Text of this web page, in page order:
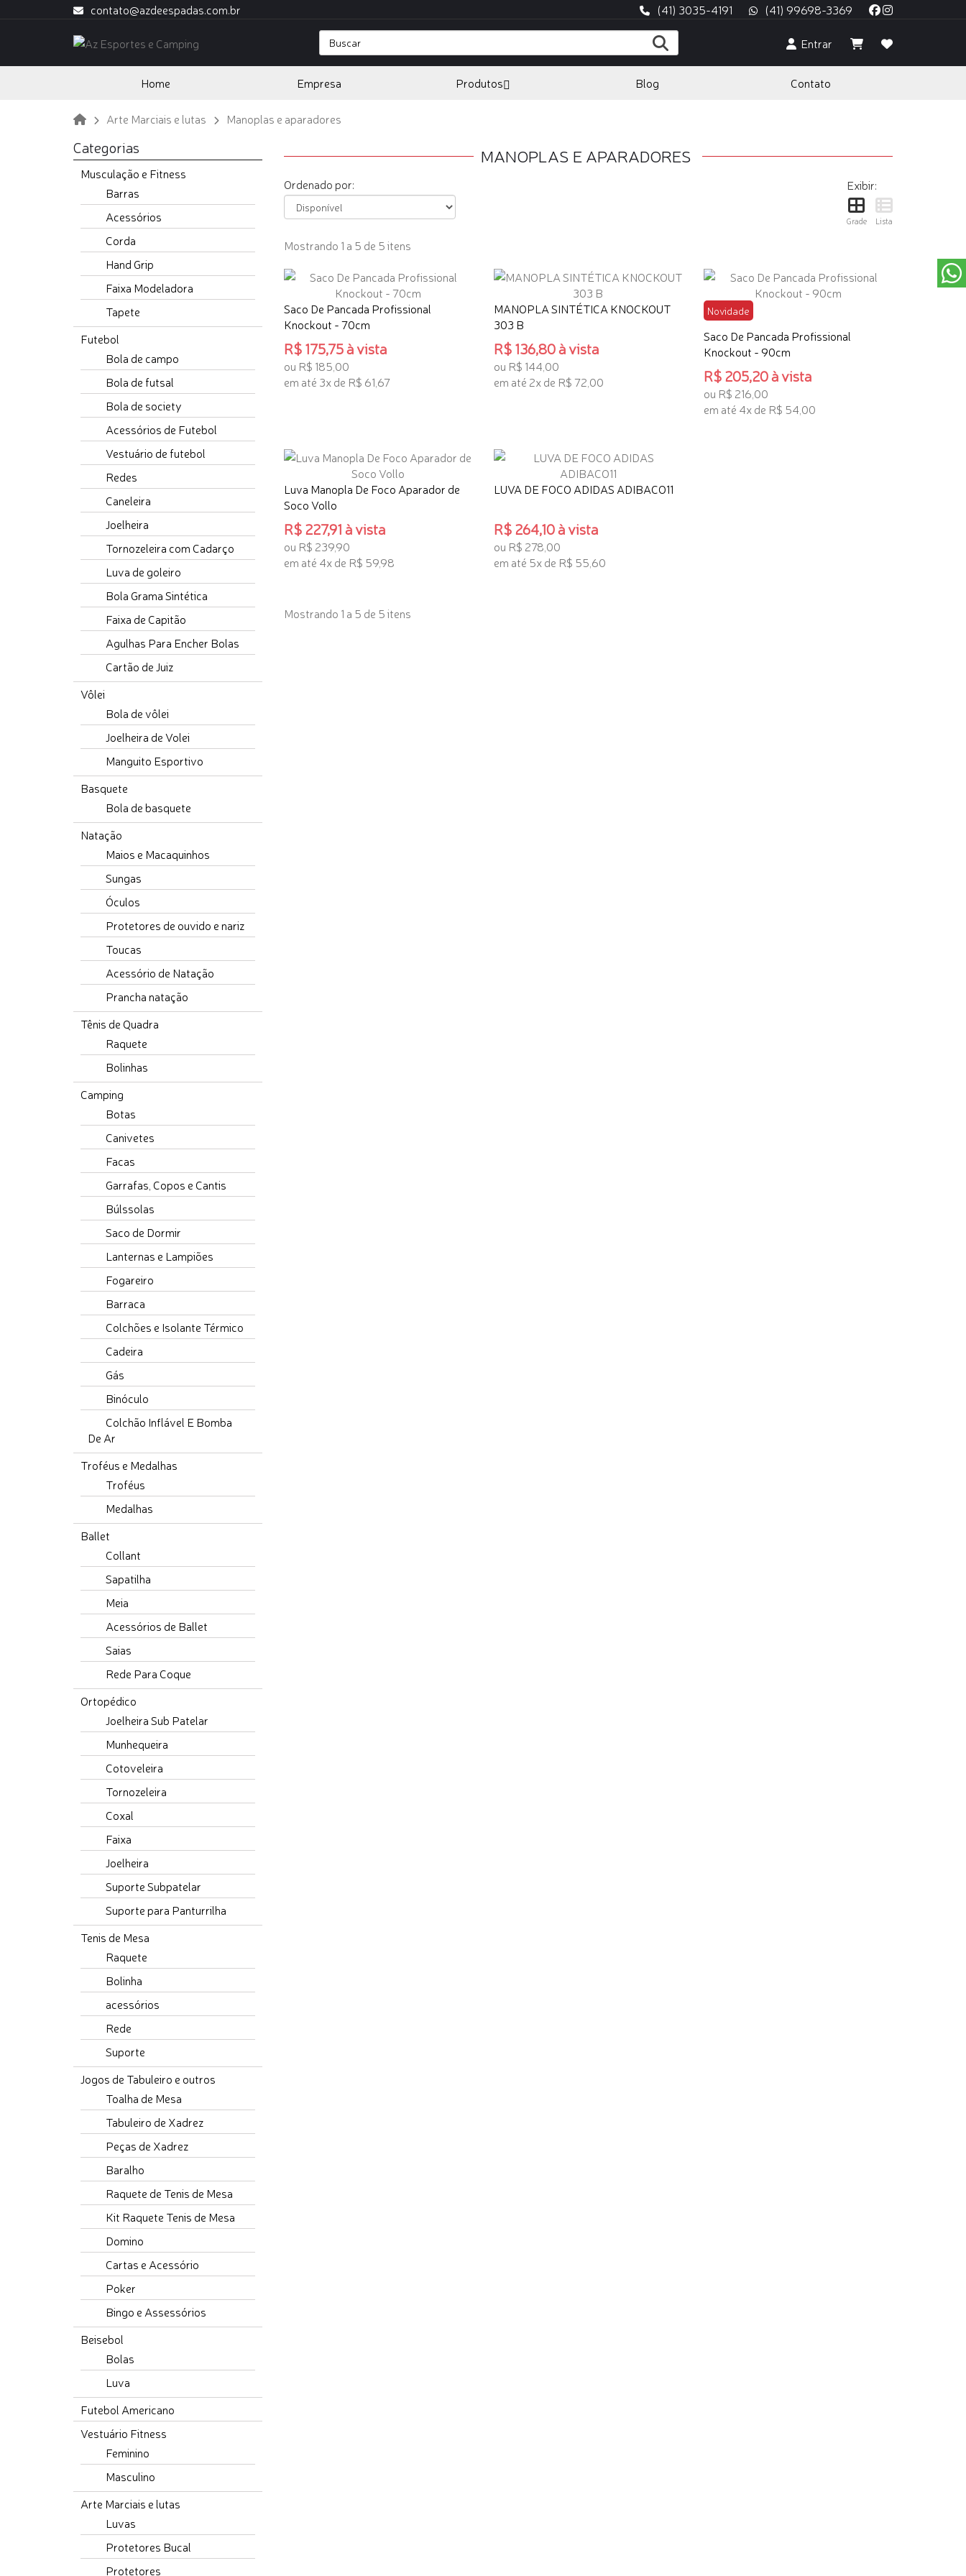
contato@azdeespadas.com.br (41) 3035-4191 (41) 99698-3369
Entrar
Home Empresa Produtos Blog Contato
Arte Marciais e lutas Manoplas e aparadores
Categorias
Musculação e Fitness
Barras
Acessórios
Corda
Hand Grip
Faixa Modeladora
Tapete
Futebol
Bola de campo
Bola de futsal
Bola de society
Acessórios de Futebol
Vestuário de futebol
Redes
Caneleira
Joelheira
Tornozeleira com Cadarço
Luva de goleiro
Bola Grama Sintética
Faixa de Capitão
Agulhas Para Encher Bolas
Cartão de Juiz
Vôlei
Bola de vôlei
Joelheira de Volei
Manguito Esportivo
Basquete
Bola de basquete
Natação
Maios e Macaquinhos
Sungas
Óculos
Protetores de ouvido e nariz
Toucas
Acessório de Natação
Prancha natação
Tênis de Quadra
Raquete
Bolinhas
Camping
Botas
Canivetes
Facas
Garrafas, Copos e Cantis
Búlssolas
Saco de Dormir
Lanternas e Lampiões
Fogareiro
Barraca
Colchões e Isolante Térmico
Cadeira
Gás
Binóculo
Colchão Inflável E Bomba
De Ar
Troféus e Medalhas
Troféus
Medalhas
Ballet
Collant
Sapatilha
Meia
Acessórios de Ballet
Saias
Rede Para Coque
Ortopédico
Joelheira Sub Patelar
Munhequeira
Cotoveleira
Tornozeleira
Coxal
Faixa
Joelheira
Suporte Subpatelar
Suporte para Panturrilha
Tenis de Mesa
Raquete
Bolinha
acessórios
Rede
Suporte
Jogos de Tabuleiro e outros
Toalha de Mesa
Tabuleiro de Xadrez
Peças de Xadrez
Baralho
Raquete de Tenis de Mesa
Kit Raquete Tenis de Mesa
Domino
Cartas e Acessório
Poker
Bingo e Assessórios
Beisebol
Bolas
Luva
Futebol Americano
Vestuário Fitness
Feminino
Masculino
Arte Marciais e lutas
Luvas
Protetores Bucal
Protetores
MANOPLAS E APARADORES
Exibir:
Grade Lista
Ordenado por:
Mostrando 1 a 5 de 5 itens
Saco De Pancada Profissional
Knockout - 70cm
R$ 175,75 à vista
ou R$ 185,00
em até 3x de R$ 61,67
MANOPLA SINTÉTICA KNOCKOUT
303 B
R$ 136,80 à vista
ou R$ 144,00
em até 2x de R$ 72,00
Novidade
Saco De Pancada Profissional
Knockout - 90cm
R$ 205,20 à vista
ou R$ 216,00
em até 4x de R$ 54,00
Luva Manopla De Foco Aparador de
Soco Vollo
R$ 227,91 à vista
ou R$ 239,90
em até 4x de R$ 59,98
LUVA DE FOCO ADIDAS ADIBACO11
R$ 264,10 à vista
ou R$ 278,00
em até 5x de R$ 55,60
Mostrando 1 a 5 de 5 itens